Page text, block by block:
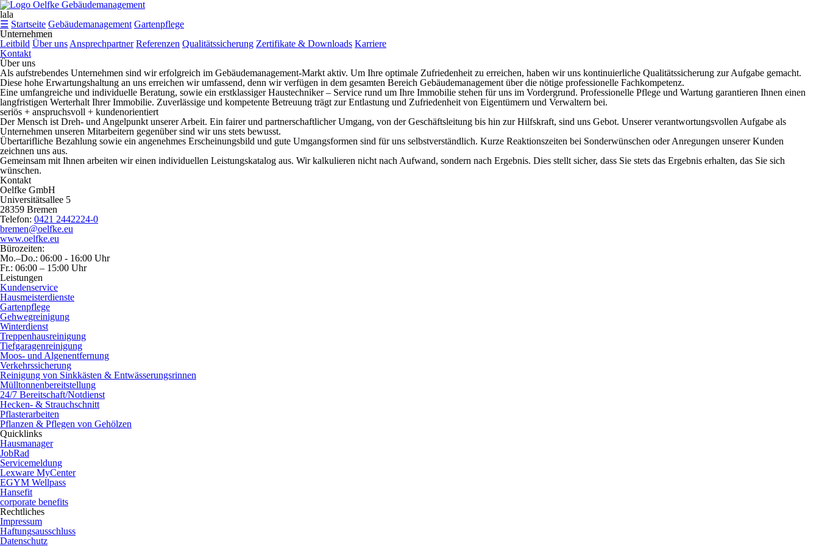
lala
☰ Startseite Gebäudemanagement Gartenpflege
Unternehmen
Leitbild Über uns Ansprechpartner Referenzen Qualitätssicherung Zertifikate & Downloads Karriere
Kontakt
Über uns
Als aufstrebendes Unternehmen sind wir erfolgreich im Gebäudemanagement-Markt aktiv. Um Ihre optimale Zufriedenheit zu erreichen, haben wir uns kontinuierliche Qualitätssicherung zur Aufgabe gemacht.
Diese hohe Erwartungshaltung an uns erreichen wir umfassend, denn wir verfügen in dem gesamten Bereich Gebäudemanagement über die nötige professionelle Fachkompetenz.
Eine umfangreiche und individuelle Beratung, sowie ein erstklassiger Haustechniker – Service rund um Ihre Immobilie stehen für uns im Vordergrund. Professionelle Pflege und Wartung garantieren Ihnen einen
langfristigen Werterhalt Ihrer Immobilie. Zuverlässige und kompetente Betreuung trägt zur Entlastung und Zufriedenheit von Eigentümern und Verwaltern bei.
seriös + anspruchsvoll + kundenorientiert
Der Mensch ist Dreh- und Angelpunkt unserer Arbeit. Ein fairer und partnerschaftlicher Umgang, von der Geschäftsleitung bis hin zur Hilfskraft, sind uns Gebot. Unserer verantwortungsvollen Aufgabe als
Unternehmen unseren Mitarbeitern gegenüber sind wir uns stets bewusst.
Übertarifliche Bezahlung sowie ein angenehmes Erscheinungsbild und gute Umgangsformen sind für uns selbstverständlich. Kurze Reaktionszeiten bei Sonderwünschen oder Anregungen unserer Kunden
zeichnen uns aus.
Gemeinsam mit Ihnen arbeiten wir einen individuellen Leistungskatalog aus. Wir kalkulieren nicht nach Aufwand, sondern nach Ergebnis. Dies stellt sicher, dass Sie stets das Ergebnis erhalten, das Sie sich
wünschen.
Kontakt
Oelfke GmbH
Universitätsallee 5
28359 Bremen
Telefon: 0421 2442224-0
bremen@oelfke.eu
www.oelfke.eu
Bürozeiten:
Mo.–Do.: 06:00 - 16:00 Uhr
Fr.: 06:00 – 15:00 Uhr
Leistungen
Kundenservice
Hausmeisterdienste
Gartenpflege
Gehwegreinigung
Winterdienst
Treppenhausreinigung
Tiefgaragenreinigung
Moos- und Algenentfernung
Verkehrssicherung
Reinigung von Sinkkästen & Entwässerungsrinnen
Mülltonnenbereitstellung
24/7 Bereitschaft/Notdienst
Hecken- & Strauchschnitt
Pflasterarbeiten
Pflanzen & Pflegen von Gehölzen
Quicklinks
Hausmanager
JobRad
Servicemeldung
Lexware MyCenter
EGYM Wellpass
Hansefit
corporate benefits
Rechtliches
Impressum
Haftungsausschluss
Datenschutz